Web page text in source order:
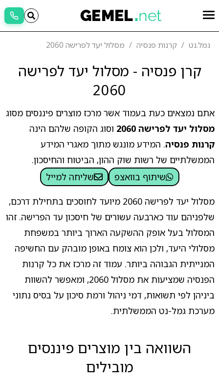
גמל.נט קרנות פנסיה מסלול יעד לפרישה 2060
קרן פנסיה - מסלול יעד לפרישה
2060
אתם נמצאים כעת בעמוד אשר מרכז מוצרים פיננסים מסוג
מסלול יעד לפרישה 2060
וסוג הקופה שלהם הינה
קרנות פנסיה. המידע מונגש מתוך מאגרי המידע
הממשלתיים של רשות שוק ההון, הביטוח והחיסכון.
שיתוף בוואצפ
שליחה למייל
מסלול יעד לפרישה 2060 מיועד לחוסכים בתחילת דרכם,
שלפניהם עוד כארבעה עשורים של חיסכון עד הפרישה. זהו
המסלול בעל אופק ההשקעה הארוך ביותר במשפחת
מסלולי היעד, ולכן הוא צומח באופן מובהק עם החשיפה
המנייתית הגבוהה ביותר. עמוד זה מרכז את כל קרנות
הפנסיה שמציעות את מסלול 2060, ומאפשר להשוות
ביניהן לפי תשואות, דמי ניהול ורמת סיכון על בסיס נתוני
מערכת גמל-נט הממשלתית.
השוואה בין מוצרים פיננסים
מובילים